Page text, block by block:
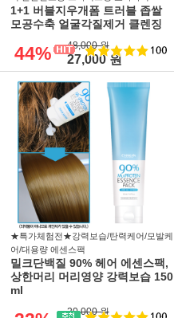
1+1 버블지우개폼 트러블 좁쌀
모공수축 얼굴각질제거 클렌징
44% 48,000 원
27,000 원
★특가체험전★강력보습/탄력케어/모발케
어/대용량 에센스팩
밀크단백질 90% 헤어 에센스팩,
상한머리 머리영양 강력보습 150
ml
20,000 원